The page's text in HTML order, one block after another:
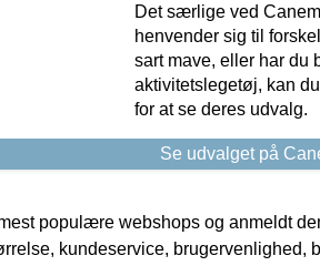
Det særlige ved
henvender sig til
sart mave, eller har du
aktivitetslegetøj, kan
for at se deres udvalg.
Se udvalget på
populære webshops og anmeldt
kundeservice, brugervenlighed,